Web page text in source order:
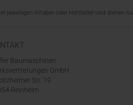
jeweiligen Inhaber oder Hersteller und dienen
Baumaschinen
GmbH
Str. 19
Reinheim